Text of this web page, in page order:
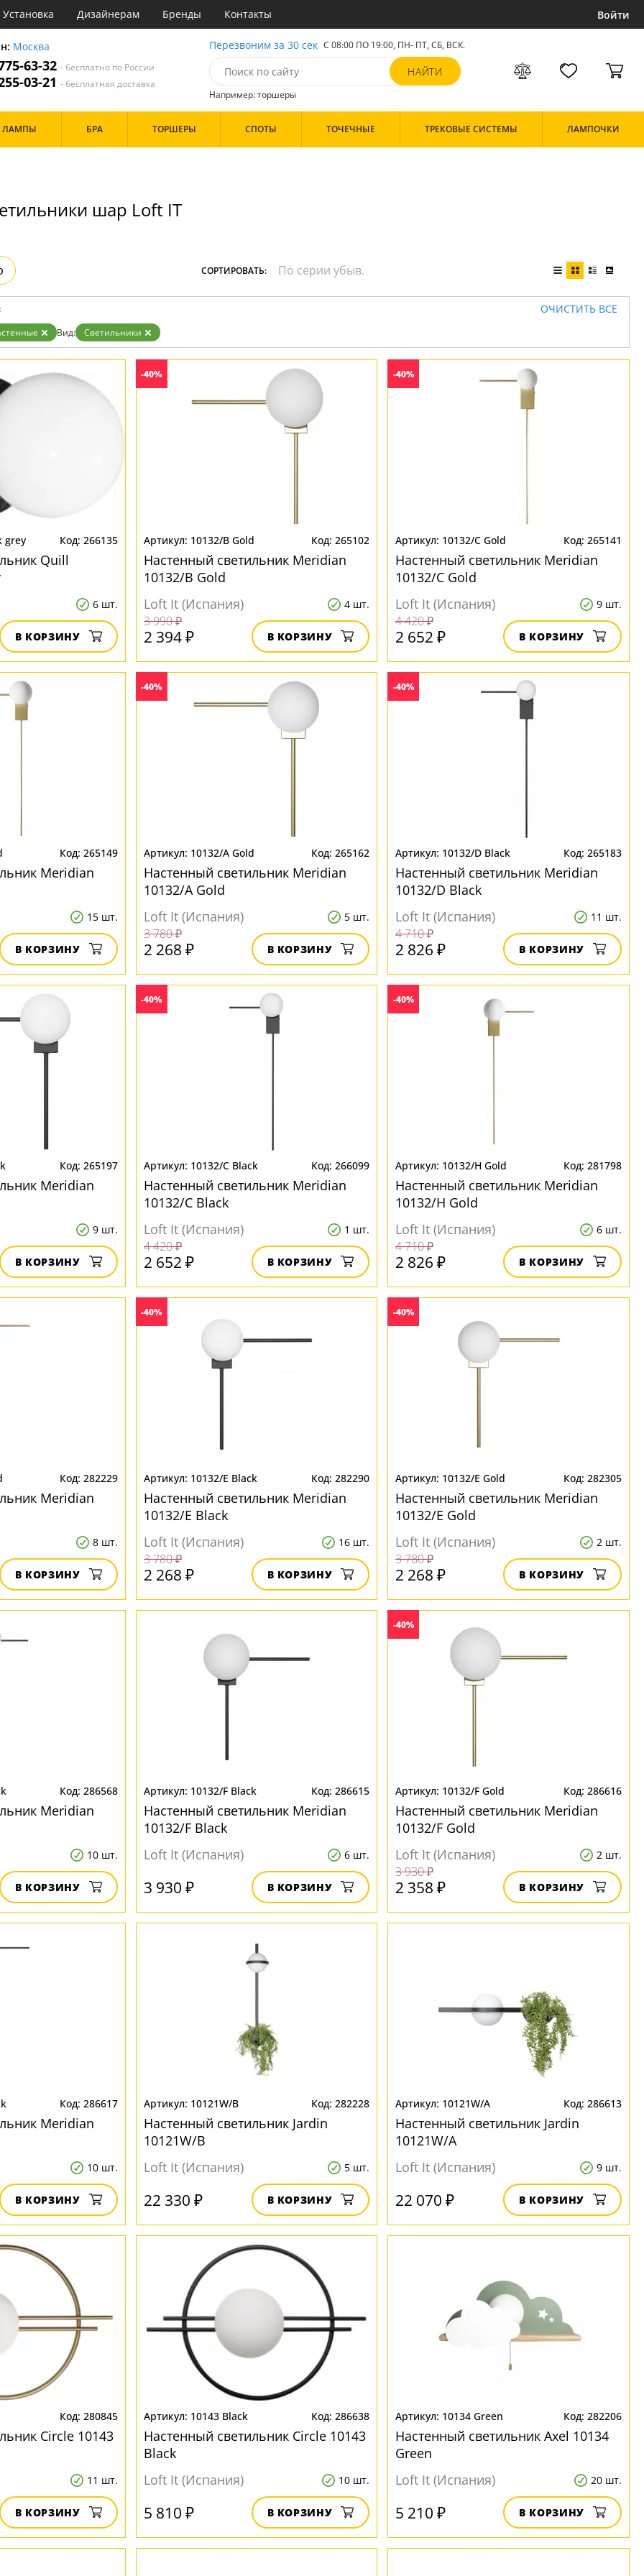
Установка Дизайнерам Бренды Контакты Войти
Москва
63-32- бесплатно по России
03-21- бесплатная доставка
Перезвоним за 30 сек С 08:00 ПО 19:00, ПН- ПТ, СБ, ВСК.
Например: торшеры
ЛАМПЫ БРА ТОРШЕРЫ СПОТЫ ТОЧЕЧНЫЕ ТРЕКОВЫЕ СИСТЕМЫ ЛАМПОЧКИ
шар Loft IT
СОРТИРОВАТЬ:
ОЧИСТИТЬ ВСЕ
Вид: Светильники
grey 266135
Quill
6 шт.
В КОРЗИНУ
-40%
10132/B Gold 265102
Настенный светильник Meridian
10132/B Gold
Loft It (Испания)
4 шт.
3 990 ₽
2 394 ₽ В КОРЗИНУ
-40%
10132/C Gold 265141
Настенный светильник Meridian
10132/C Gold
Loft It (Испания)
9 шт.
4 420 ₽
2 652 ₽ В КОРЗИНУ
265149
Meridian
15 шт.
В КОРЗИНУ
-40%
10132/A Gold 265162
Настенный светильник Meridian
10132/A Gold
Loft It (Испания)
5 шт.
3 780 ₽
2 268 ₽ В КОРЗИНУ
-40%
10132/D Black 265183
Настенный светильник Meridian
10132/D Black
Loft It (Испания)
11 шт.
4 710 ₽
2 826 ₽ В КОРЗИНУ
265197
Meridian
9 шт.
В КОРЗИНУ
-40%
10132/C Black 266099
Настенный светильник Meridian
10132/C Black
Loft It (Испания)
1 шт.
4 420 ₽
2 652 ₽ В КОРЗИНУ
-40%
10132/H Gold 281798
Настенный светильник Meridian
10132/H Gold
Loft It (Испания)
6 шт.
4 710 ₽
2 826 ₽ В КОРЗИНУ
282229
Meridian
8 шт.
В КОРЗИНУ
-40%
10132/E Black 282290
Настенный светильник Meridian
10132/E Black
Loft It (Испания)
16 шт.
3 780 ₽
2 268 ₽ В КОРЗИНУ
-40%
10132/E Gold 282305
Настенный светильник Meridian
10132/E Gold
Loft It (Испания)
2 шт.
3 780 ₽
2 268 ₽ В КОРЗИНУ
286568
Meridian
10 шт.
В КОРЗИНУ
10132/F Black 286615
Настенный светильник Meridian
10132/F Black
Loft It (Испания)
6 шт.
3 930 ₽ В КОРЗИНУ
-40%
10132/F Gold 286616
Настенный светильник Meridian
10132/F Gold
Loft It (Испания)
2 шт.
3 930 ₽
2 358 ₽ В КОРЗИНУ
286617
Meridian
10 шт.
В КОРЗИНУ
10121W/B 282228
Настенный светильник Jardin
10121W/B
Loft It (Испания)
5 шт.
22 330 ₽ В КОРЗИНУ
10121W/A 286613
Настенный светильник Jardin
10121W/A
Loft It (Испания)
9 шт.
22 070 ₽ В КОРЗИНУ
280845
Circle 10143
11 шт.
В КОРЗИНУ
10143 Black 286638
Настенный светильник Circle 10143
Black
Loft It (Испания)
10 шт.
5 810 ₽ В КОРЗИНУ
10134 Green 282206
Настенный светильник Axel 10134
Green
Loft It (Испания)
20 шт.
5 210 ₽ В КОРЗИНУ